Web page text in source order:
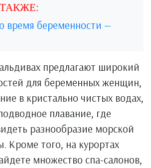
время беременности —
предлагают широкий
для беременных женщин,
в кристально чистых водах,
плавание, где
разнообразие морской
Кроме того, на курортах
множество спа-салонов,